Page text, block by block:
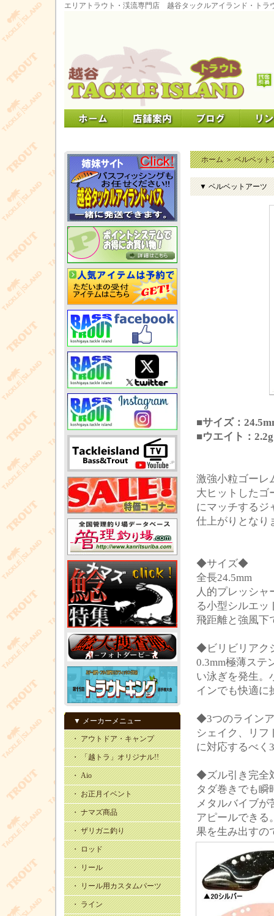
エリアトラウト・渓流専門店 越谷タックルアイランド・トラ
▼ メーカーメニュー
・ アウトドア・キャンプ
・ 「越トラ」オリジナル!!
・ Aio
・ お正月イベント
・ ナマズ商品
・ ザリガニ釣り
・ ロッド
・ リール
・ リール用カスタムパーツ
・ ライン
ホーム＞ベルベット
▼ ベルベットアーツ
■サイズ：
■ウエイト：2.2g
激強小粒ゴーレ
大ヒットしたゴ
にマッチするジ
仕上がりとなり
◆サイズ◆
全長24.5mm
人的プレッシ
る小型シルエッ
飛距離と強風下
◆ビリビリアク
0.3mm極薄ステ
い泳ぎを発生。
インでも快適に
◆3つのライン
シェイク、リフ
に対応するべく
◆ズル引き完全
タダ巻きでも瞬
メタルバイブが
アピールできる
果を生み出すの